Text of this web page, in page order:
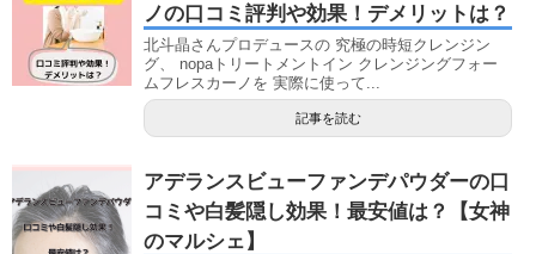
ノの口コミ評判や効果！デメリットは？
北斗晶さんプロデュースの 究極の時短クレンジン
グ、 nopaトリートメントイン クレンジングフォー
ムフレスカーノを 実際に使って...
記事を読む
アデランスビューファンデパウダーの口
コミや白髪隠し効果！最安値は？【女神
のマルシェ】